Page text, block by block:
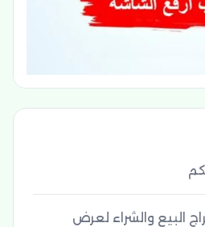
البيع والشراء لعرض